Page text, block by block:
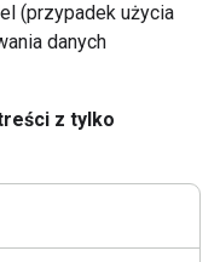
(przypadek użycia
danych
z tylko